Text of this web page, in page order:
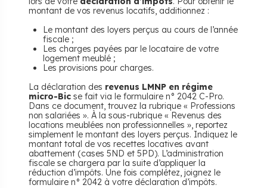
montant de vos revenus locatifs, additionnez :
Le montant des loyers perçus au cours de l’année
fiscale ;
Les charges payées par le locataire de votre
logement meublé ;
Les provisions pour charges.
La déclaration des revenus LMNP en régime
micro-Bic se fait via le formulaire n° 2042 C-Pro.
Dans ce document, trouvez la rubrique « Professions
non salariées ». À la sous-rubrique « Revenus des
locations meublées non professionnelles », reportez
simplement le montant des loyers perçus. Indiquez le
montant total de vos recettes locatives avant
abattement (cases 5ND et 5PD). L’administration
fiscale se chargera par la suite d’appliquer la
réduction d’impôts. Une fois complétez, joignez le
formulaire n° 2042 à votre déclaration d’impôts.